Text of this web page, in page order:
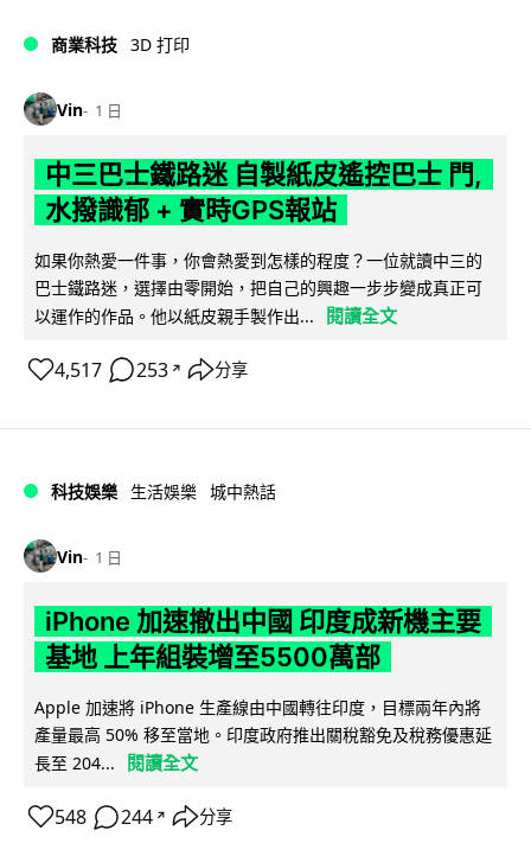
商業科技 3D 打印
Vin 1 日
中三巴士鐵路迷 自製紙皮遙控巴士 門,
水撥識郁 + 實時GPS報站
如果你熱愛一件事，你會熱愛到怎樣的程度？一位就讀中三的
巴士鐵路迷，選擇由零開始，把自己的興趣一步步變成真正可
以運作的作品。他以紙皮親手製作出...
閱讀全文
4,517 253 ↗ 分享
科技娛樂 生活娛樂 城中熱話
Vin 1 日
iPhone 加速撤出中國 印度成新機主要
基地 上年組裝增至5500萬部
Apple 加速將 iPhone 生產線由中國轉往印度，目標兩年內將
產量最高 50% 移至當地。印度政府推出關稅豁免及稅務優惠延
長至 204...
閱讀全文
548 244 ↗ 分享